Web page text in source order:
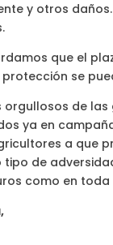
y otros
que el
se
orgullosos de
ya en
a que
de
como en